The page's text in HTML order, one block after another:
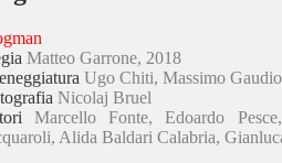
Matteo Garrone, 2018
Ugo Chiti, Massimo
Nicolaj Bruel
Marcello Fonte, Edoardo
Alida Baldari Calabria,